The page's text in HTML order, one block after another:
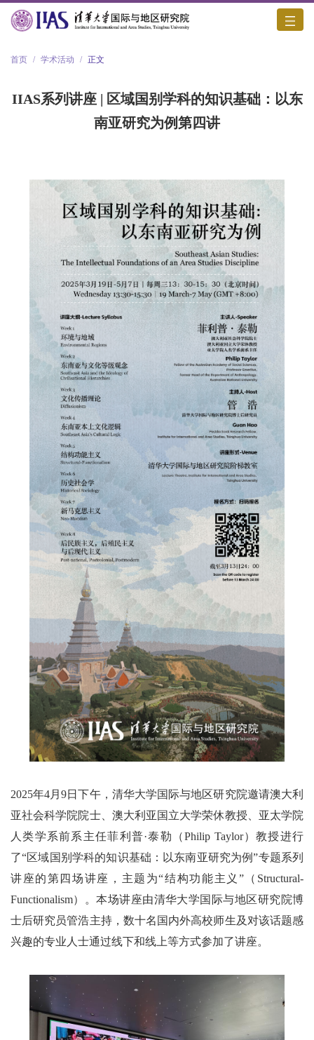
首页 / 学术活动 / 正文
IIAS系列讲座 | 区域国别学科的知识基础：以东
南亚研究为例第四讲
2025年4月9日下午，清华大学国际与地区研究院邀请澳大利
亚社会科学院院士、澳大利亚国立大学荣休教授、亚太学院
人类学系前系主任菲利普·泰勒（Philip Taylor）教授进行
了“区域国别学科的知识基础：以东南亚研究为例”专题系列
讲座的第四场讲座，主题为“结构功能主义”（Structural-
Functionalism）。本场讲座由清华大学国际与地区研究院博
士后研究员管浩主持，数十名国内外高校师生及对该话题感
兴趣的专业人士通过线下和线上等方式参加了讲座。